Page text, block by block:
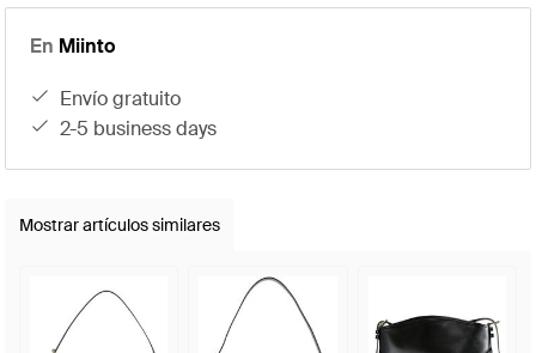
En Miinto
envío gratuito
2-5 business days
Mostrar artículos similares